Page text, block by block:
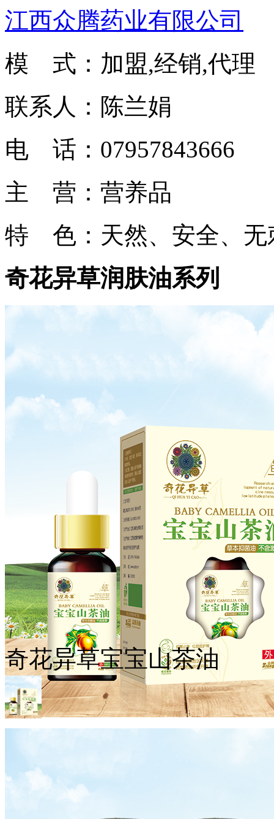
江西众腾药业有限公司
模 式：加盟,经销,代理
联系人：陈兰娟
电 话：07957843666
主 营：营养品
特 色：天然、安全、无
奇花异草润肤油系列
奇花异草宝宝山茶油